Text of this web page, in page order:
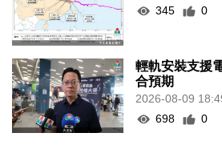
345
0
輕軌安裝支援
合預期
2026-08-09
698
0